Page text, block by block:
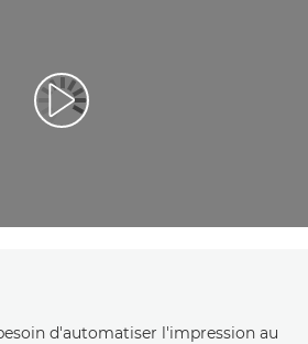
Lancer la vidéo
d'automatiser l'impression au